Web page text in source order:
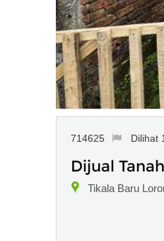
714625 Dilihat
Dijual
Tikala Baru